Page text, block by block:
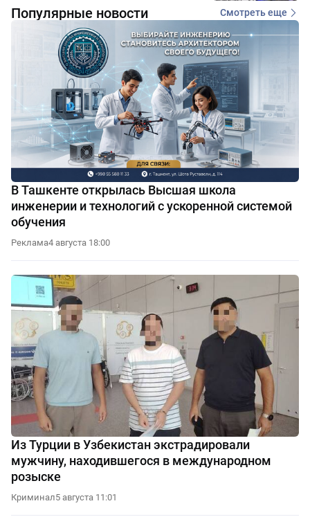
Популярные новости Смотреть еще
В Ташкенте открылась Высшая школа
инженерии и технологий с ускоренной системой
обучения
Реклама4 августа 18:00
Из Турции в Узбекистан экстрадировали
мужчину, находившегося в международном
розыске
Криминал5 августа 11:01